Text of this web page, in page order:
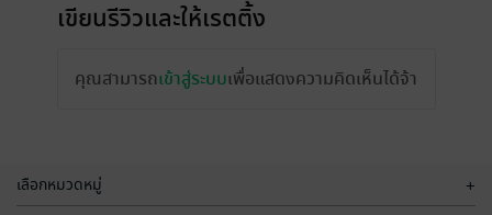
เขียนรีวิวและให้เรตติ้ง
คุณสามารถเข้าสู่ระบบเพื่อแสดงความคิดเห็นได้จ้า
เลือกหมวดหมู่ +